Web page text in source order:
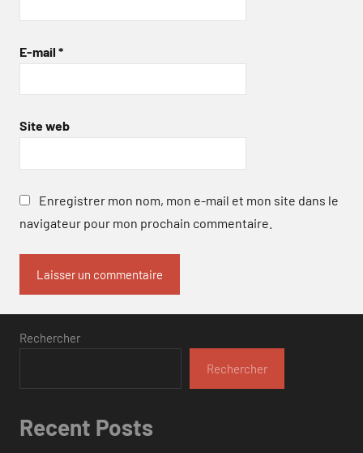
E-mail *
Site web
Enregistrer mon nom, mon e-mail et mon site dans le
navigateur pour mon prochain commentaire.
Rechercher
Rechercher
Recent Posts